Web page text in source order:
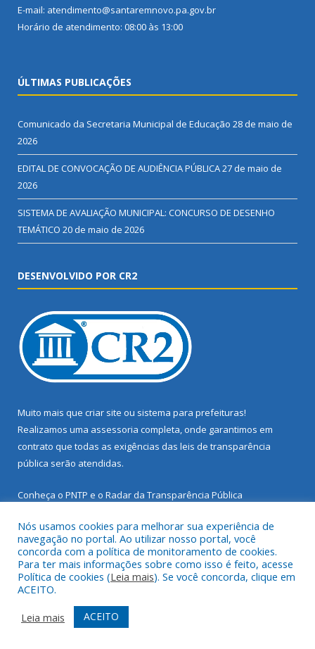
E-mail: atendimento@santaremnovo.pa.gov.br
Horário de atendimento: 08:00 às 13:00
ÚLTIMAS PUBLICAÇÕES
Comunicado da Secretaria Municipal de Educação 28 de maio de
2026
EDITAL DE CONVOCAÇÃO DE AUDIÊNCIA PÚBLICA27 de maio de
2026
SISTEMA DE AVALIAÇÃO MUNICIPAL: CONCURSO DE DESENHO
TEMÁTICO 20 de maio de 2026
DESENVOLVIDO POR CR2
Muito mais que criar site ou sistema para prefeituras!
Realizamos uma assessoria completa, onde garantimos em
contrato que todas as exigências das leis de transparência
pública serão atendidas.
Conheça o PNTP e o Radar da Transparência Pública
Todos os direitos reservados a Prefeitura Municipal de Santarém
Novo.
Mapa do Site
Acessar Área Administrativa
Acessar Webmail
Nós usamos cookies para melhorar sua experiência de
navegação no portal. Ao utilizar nosso portal, você
concorda com a política de monitoramento de cookies.
Para ter mais informações sobre como isso é feito, acesse
Política de cookies (Leia mais). Se você concorda, clique em
ACEITO.
Leia mais
ACEITO